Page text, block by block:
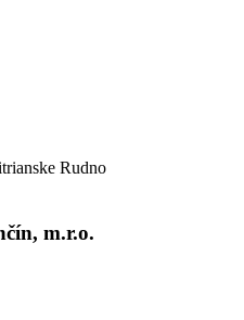
Rudno
m.r.o.